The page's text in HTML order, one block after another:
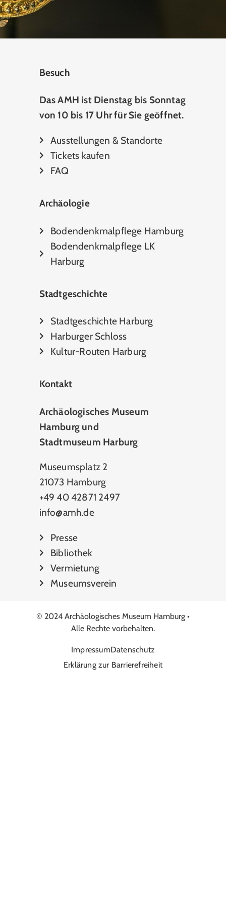
Besuch
Das AMH ist Dienstag bis Sonntag
von 10 bis 17 Uhr für Sie geöffnet.
Ausstellungen & Standorte
Tickets kaufen
FAQ
Archäologie
Bodendenkmalpflege Hamburg
Bodendenkmalpflege LK
Harburg
Stadtgeschichte
Stadtgeschichte Harburg
Harburger Schloss
Kultur-Routen Harburg
Kontakt
Archäologisches Museum
Hamburg und
Stadtmuseum Harburg
Museumsplatz 2
21073 Hamburg
+49 40 42871 2497
info@amh.de
Presse
Bibliothek
Vermietung
Museumsverein
© 2024 Archäologisches Museum Hamburg •
Alle Rechte vorbehalten.
ImpressumDatenschutz
Erklärung zur Barrierefreiheit